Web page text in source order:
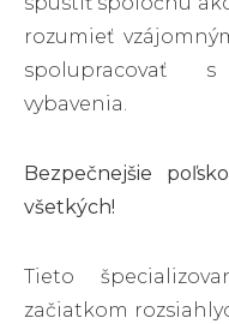
rozumieť
spolupracovať
vybavenia.
Bezpečnejšie
všetkých!
Tieto
začiatkom